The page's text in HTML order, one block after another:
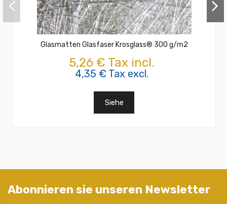
Glasmatten Glasfaser Krosglass® 300 g/m2
5,26 € Tax incl.
4,35 € Tax excl.
Siehe
Abonnieren sie unseren Newsletter